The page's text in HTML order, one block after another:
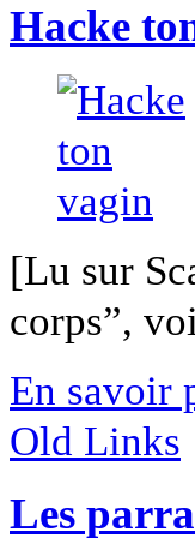
Hacke
[Lu sur
corps”,
En savoir
Old Links
Les